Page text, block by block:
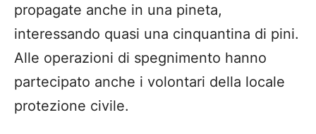
propagate anche in una pineta,
interessando quasi una cinquantina di pini.
Alle operazioni di spegnimento hanno
partecipato anche i volontari della locale
protezione civile.